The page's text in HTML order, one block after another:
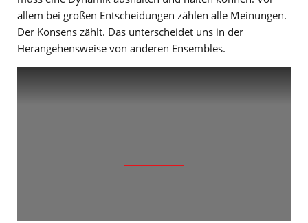
allem bei großen Entscheidungen zählen alle Meinungen.
Der Konsens zählt. Das unterscheidet uns in der
Herangehensweise von anderen Ensembles.